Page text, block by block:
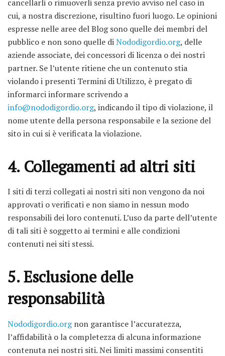
cancellarli o rimuoverli senza previo avviso nel caso in
cui, a nostra discrezione, risultino fuori luogo. Le opinioni
espresse nelle aree del Blog sono quelle dei membri del
pubblico e non sono quelle diNododigordio.org, delle
aziende associate, dei concessori di licenza o dei nostri
partner. Se l’utente ritiene che un contenuto stia
violando i presenti Termini di Utilizzo, è pregato di
informarci informare scrivendo a
info@nododigordio.org, indicando il tipo di violazione, il
nome utente della persona responsabile e la sezione del
sito in cui si è verificata la violazione.
4. Collegamenti ad altri siti
I siti di terzi collegati ai nostri siti non vengono da noi
approvati o verificati e non siamo in nessun modo
responsabili dei loro contenuti. L’uso da parte dell’utente
di tali siti è soggetto ai termini e alle condizioni
contenuti nei siti stessi.
5. Esclusione delle
responsabilità
Nododigordio.orgnon garantisce l’accuratezza,
l’affidabilità o la completezza di alcuna informazione
contenuta nei nostri siti. Nei limiti massimi consentiti